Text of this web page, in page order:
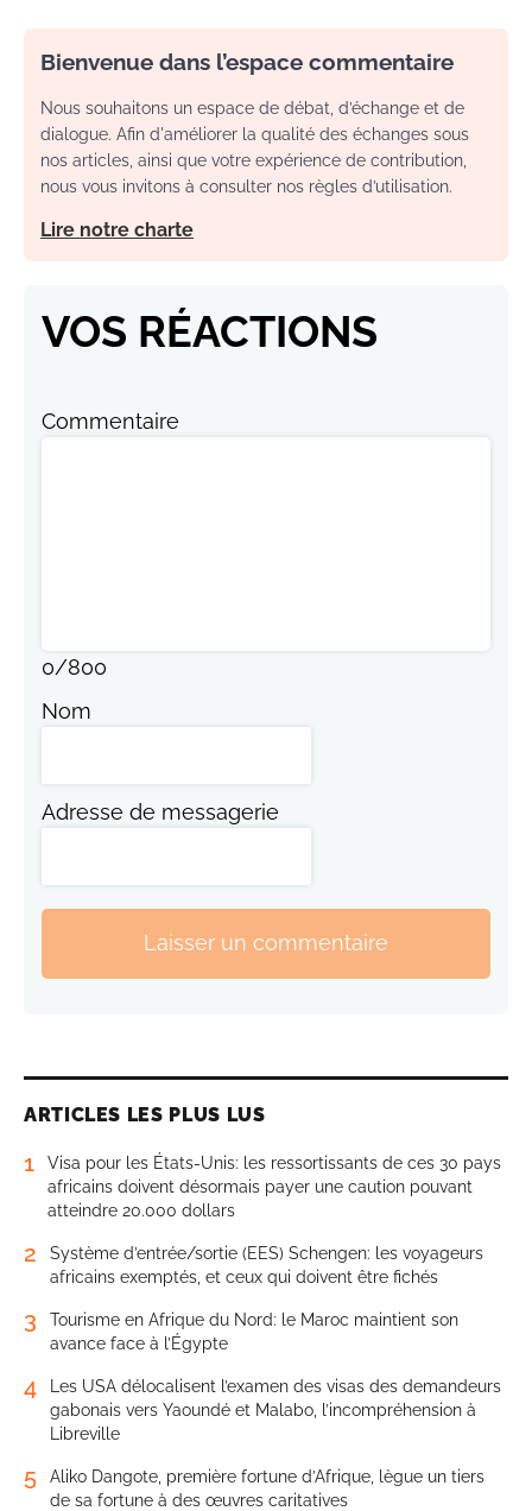
Bienvenue dans l’espace commentaire
Nous souhaitons un espace de débat, d’échange et de
dialogue. Afin d'améliorer la qualité des échanges sous
nos articles, ainsi que votre expérience de contribution,
nous vous invitons à consulter nos règles d’utilisation.
Lire notre charte
VOS RÉACTIONS
Commentaire
0/800
Nom
Adresse de messagerie
Laisser un commentaire
ARTICLES LES PLUS LUS
1
Visa pour les États-Unis: les ressortissants de ces 30 pays
africains doivent désormais payer une caution pouvant
atteindre 20.000 dollars
2
Système d’entrée/sortie (EES) Schengen: les voyageurs
africains exemptés, et ceux qui doivent être fichés
3
Tourisme en Afrique du Nord: le Maroc maintient son
avance face à l’Égypte
4
Les USA délocalisent l’examen des visas des demandeurs
gabonais vers Yaoundé et Malabo, l’incompréhension à
Libreville
5
Aliko Dangote, première fortune d’Afrique, lègue un tiers
de sa fortune à des œuvres caritatives